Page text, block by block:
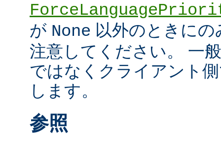
が None 以外のときに
注意してください。 一
ではなくクライアント
します。
参照